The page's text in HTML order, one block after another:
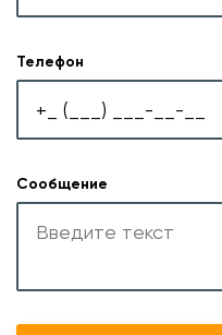
Телефон
Сообщение